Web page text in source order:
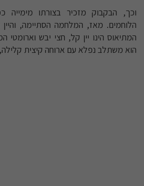
וכך, הבקבוק מזכיר בצורתו מימייה
הלוחמים. מאז, המלחמה הסתיימה,
המתיאוס הינו יין קל, חצי יבש וארומטי
הוא משתלב נפלא עם ארוחה קיצית